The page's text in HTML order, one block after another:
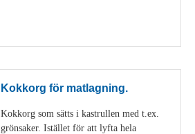
Kokkorg för matlagning.
Kokkorg som sätts i kastrullen med t.ex.
grönsaker. Istället för att lyfta hela